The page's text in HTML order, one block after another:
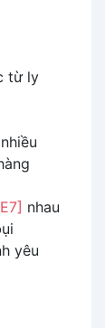
từ ly
nhau
yêu